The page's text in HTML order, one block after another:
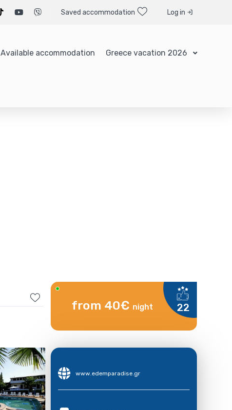
Saved accommodation Log in
Available accommodation Greece vacation 2026
22
from 40€ night
www.edemparadise.gr